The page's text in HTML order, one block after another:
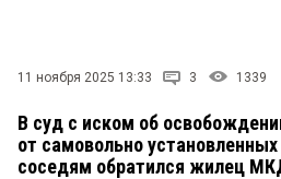
11 ноября 2025 13:33 3 1339
В суд с иском об
от самовольно
соседям обратился жилец